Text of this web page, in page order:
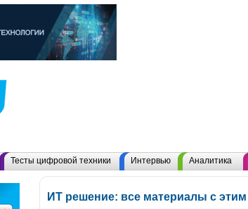
Тесты цифровой техники Интервью Аналитика
ИТ решение: все материалы с